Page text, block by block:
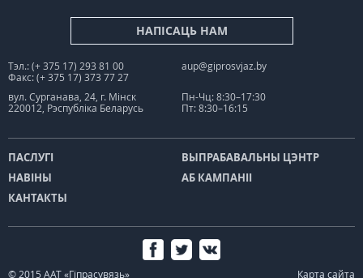
НАПІСАЦЬ НАМ
Тэл.: (+ 375 17) 293 81 00
Факс: (+ 375 17) 373 77 27
aup@giprosvjaz.by
вул. Сурганава, 24, г. Мінск
220012, Рэспубліка Беларусь
Пн-Чц: 8:30–17:30
Пт: 8:30–16:15
ПАСЛУГІ
ВЫПРАБАВАЛЬНЫ ЦЭНТР
НАВІНЫ
АБ КАМПАНІІ
КАНТАКТЫ
© 2015 ААТ «Гіпрасувязь» Карта сайта